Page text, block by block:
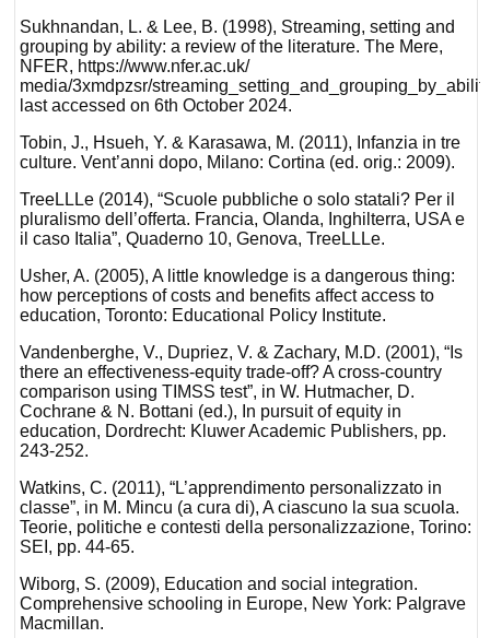
Sukhnandan, L. & Lee, B. (1998), Streaming, setting and
grouping by ability: a review of the literature. The Mere,
NFER, https://www.nfer.ac.uk/
media/3xmdpzsr/
last accessed on 6th October 2024.
Tobin, J., Hsueh, Y. & Karasawa, M. (2011), Infanzia in tre
culture. Vent’anni dopo, Milano: Cortina (ed. orig.: 2009).
TreeLLLe (2014), “Scuole pubbliche o solo statali? Per il
pluralismo dell’offerta. Francia, Olanda, Inghilterra, USA e
il caso Italia”, Quaderno 10, Genova, TreeLLLe.
Usher, A. (2005), A little knowledge is a dangerous thing:
how perceptions of costs and benefits affect access to
education, Toronto: Educational Policy Institute.
Vandenberghe, V., Dupriez, V. & Zachary, M.D. (2001), “Is
there an effectiveness-equity trade-off? A cross-country
comparison using TIMSS test”, in W. Hutmacher, D.
Cochrane & N. Bottani (ed.), In pursuit of equity in
education, Dordrecht: Kluwer Academic Publishers, pp.
243-252.
Watkins, C. (2011), “L’apprendimento personalizzato in
classe”, in M. Mincu (a cura di), A ciascuno la sua scuola.
Teorie, politiche e contesti della personalizzazione, Torino:
SEI, pp. 44-65.
Wiborg, S. (2009), Education and social integration.
Comprehensive schooling in Europe, New York: Palgrave
Macmillan.